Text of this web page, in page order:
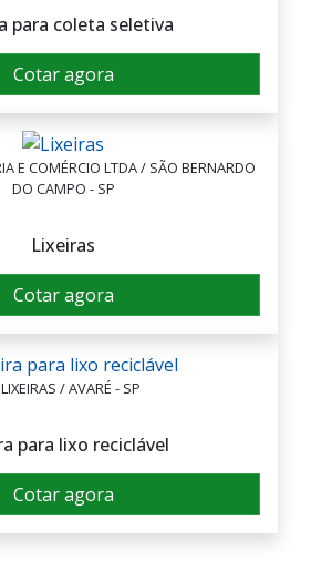
para coleta seletiva
Cotar agora
E COMÉRCIO LTDA / SÃO BERNARDO
DO CAMPO - SP
Lixeiras
Cotar agora
LIXEIRAS / AVARÉ - SP
para lixo reciclável
Cotar agora